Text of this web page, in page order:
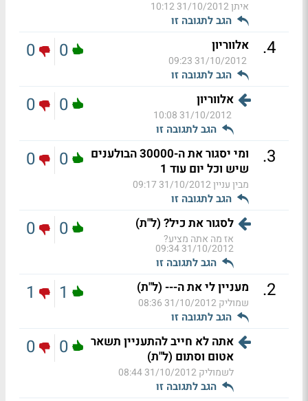
איתן31/10/2012 10:12
הגב לתגובה זו
4
. אלווריון
31/10/2012 09:23
הגב לתגובה זו
0
0
אלווריון
31/10/2012 10:08
הגב לתגובה זו
0
0
3
.
ומי יסגור את ה-30000 הבולענים
שיש וכל יום עוד 1
מבין עניין31/10/2012 09:17
הגב לתגובה זו
0
0
לסגור את כיל? (ל"ת)
אז מה אתה מציע?
31/10/2012 09:34
הגב לתגובה זו
0
0
2
. מעניין לי את ה--- (ל"ת)
שמוליק31/10/2012 08:36
הגב לתגובה זו
1
1
אתה לא חייב להתעניין תשאר
אטום וסתום (ל"ת)
לשמוליק31/10/2012 08:44
הגב לתגובה זו
0
0